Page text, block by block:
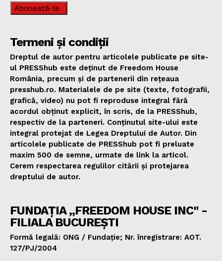
Abonează-te
Termeni și condiții
Dreptul de autor pentru articolele publicate pe site-
ul PRESShub este deținut de Freedom House
România, precum și de partenerii din rețeaua
presshub.ro. Materialele de pe site (texte, fotografii,
grafică, video) nu pot fi reproduse integral fără
acordul obținut explicit, în scris, de la PRESShub,
respectiv de la parteneri. Conținutul site-ului este
integral protejat de Legea Dreptului de Autor. Din
articolele publicate de PRESShub pot fi preluate
maxim 500 de semne, urmate de link la articol.
Cerem respectarea regulilor citării și protejarea
dreptului de autor.
FUNDAȚIA „FREEDOM HOUSE INC" -
FILIALA BUCUREȘTI
Formă legală: ONG / Fundație; Nr. înregistrare: AOT.
127/PJ/2004